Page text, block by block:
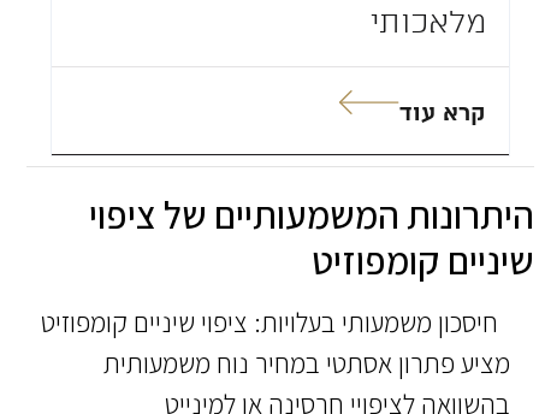
מלאכותי
קרא עוד
היתרונות המשמעותיים של ציפוי
שיניים קומפוזיט
חיסכון משמעותי בעלויות: ציפוי שיניים קומפוזיט
מציע פתרון אסתטי במחיר נוח משמעותית
בהשוואה לציפויי חרסינה או למינייט